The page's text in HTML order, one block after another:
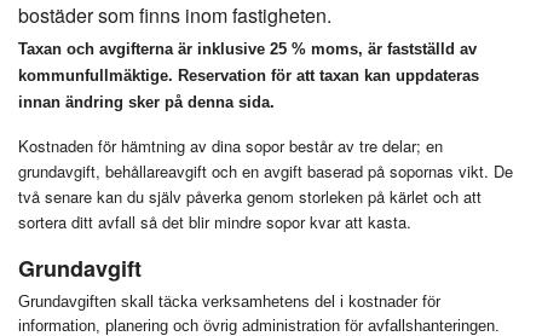
bostäder som finns inom fastigheten.
Taxan och avgifterna är inklusive 25 % moms, är fastställd av
kommunfullmäktige. Reservation för att taxan kan uppdateras
innan ändring sker på denna sida.
Kostnaden för hämtning av dina sopor består av tre delar; en
grundavgift, behållareavgift och en avgift baserad på sopornas vikt. De
två senare kan du själv påverka genom storleken på kärlet och att
sortera ditt avfall så det blir mindre sopor kvar att kasta.
Grundavgift
Grundavgiften skall täcka verksamhetens del i kostnader för
information, planering och övrig administration för avfallshanteringen.